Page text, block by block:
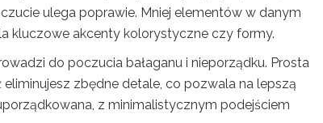
ulega poprawie. Mniej elementów w danym
kluczowe akcenty kolorystyczne czy formy.
do poczucia bałaganu i nieporządku. Prosta
eliminujesz zbędne detale, co pozwala na lepszą
z minimalistycznym podejściem